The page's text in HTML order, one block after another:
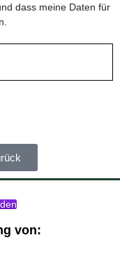
dass meine Daten für
von: